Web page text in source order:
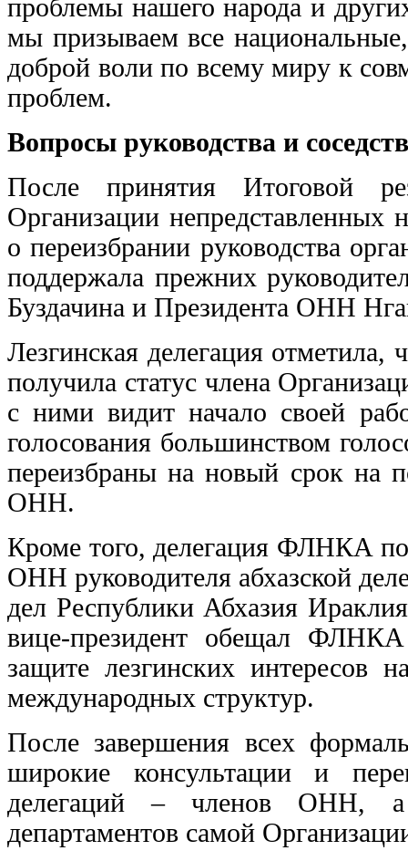
проблемы нашего народа и
мы призываем все
доброй воли по всему миру к
проблем.
Вопросы руководства и
После принятия Итоговой
Организации непредставленных
о переизбрании руководства
поддержала прежних
Буздачина и Президента ОНН
Лезгинская делегация
получила статус члена
с ними видит начало своей
голосования большинством
переизбраны на новый срок на
ОНН.
Кроме того, делегация ФЛНКА
ОНН руководителя абхазской
дел Республики Абхазия
вице-президент обещал
защите лезгинских
международных структур.
После завершения всех
широкие консультации и
делегаций – членов ОНН, а
департаментов самой